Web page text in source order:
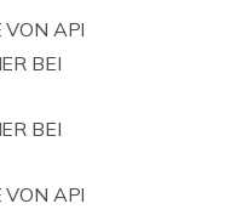
VON API
BEI
BEI
VON API